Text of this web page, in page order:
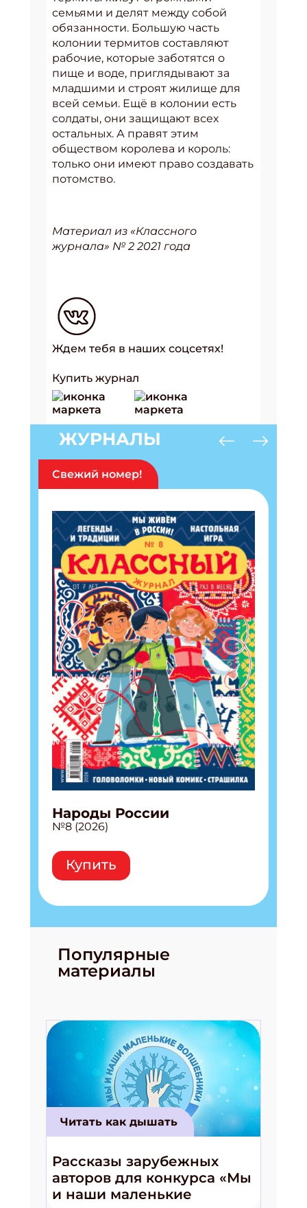
семьями и делят между собой
обязанности. Большую часть
колонии термитов составляют
рабочие, которые заботятся о
пище и воде, приглядывают за
младшими и строят жилище для
всей семьи. Ещё в колонии есть
солдаты, они защищают всех
остальных. А правят этим
обществом королева и король:
только они имеют право создавать
потомство.
Материал из «Классного
журнала» № 2 2021 года
Ждем тебя в наших соцсетях!
Купить журнал
ЖУРНАЛЫ
Свежий номер!
Народы России
№8 (2026)
Купить
Популярные
материалы
Читать как дышать
Рассказы зарубежных
авторов для конкурса «Мы
и наши маленькие